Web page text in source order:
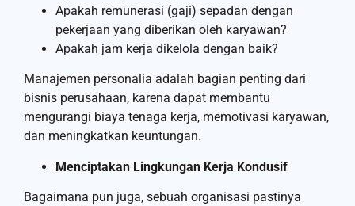
Apakah remunerasi (gaji) sepadan dengan
pekerjaan yang diberikan oleh karyawan?
Apakah jam kerja dikelola dengan baik?
Manajemen personalia adalah bagian penting dari
bisnis perusahaan, karena dapat membantu
mengurangi biaya tenaga kerja, memotivasi karyawan,
dan meningkatkan keuntungan.
Menciptakan Lingkungan Kerja Kondusif
Bagaimana pun juga, sebuah organisasi pastinya